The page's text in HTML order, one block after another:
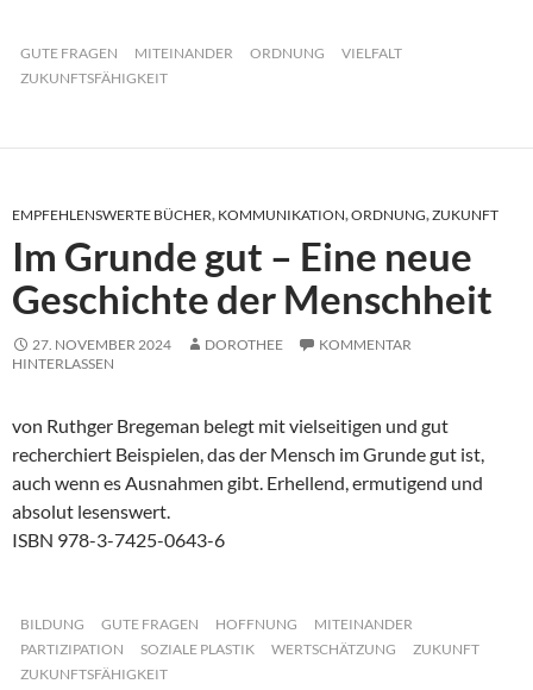
GUTE FRAGEN MITEINANDER ORDNUNG
VIELFALT
ZUKUNFTSFÄHIGKEIT
EMPFEHLENSWERTE BÜCHER, KOMMUNIKATION,ORDNUNG,ZUKUNFT
Im Grunde gut – Eine neue
Geschichte der Menschheit
27. NOVEMBER 2024 DOROTHEE
KOMMENTAR
HINTERLASSEN
von Ruthger Bregeman belegt mit vielseitigen und gut
recherchiert Beispielen, das der Mensch im Grunde gut ist,
auch wenn es Ausnahmen gibt. Erhellend, ermutigend und
absolut lesenswert.
ISBN 978-3-7425-0643-6
BILDUNG GUTE FRAGEN HOFFNUNG
MITEINANDER
PARTIZIPATION
SOZIALE PLASTIK WERTSCHÄTZUNG
ZUKUNFT
ZUKUNFTSFÄHIGKEIT